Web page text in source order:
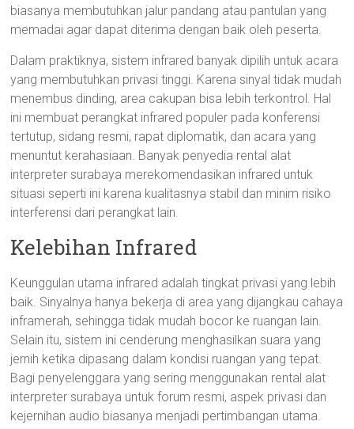
biasanya membutuhkan jalur pandang atau pantulan yang
memadai agar dapat diterima dengan baik oleh peserta.
Dalam praktiknya, sistem infrared banyak dipilih untuk acara
yang membutuhkan privasi tinggi. Karena sinyal tidak mudah
menembus dinding, area cakupan bisa lebih terkontrol. Hal
ini membuat perangkat infrared populer pada konferensi
tertutup, sidang resmi, rapat diplomatik, dan acara yang
menuntut kerahasiaan. Banyak penyedia rental alat
interpreter surabaya merekomendasikan infrared untuk
situasi seperti ini karena kualitasnya stabil dan minim risiko
interferensi dari perangkat lain.
Kelebihan Infrared
Keunggulan utama infrared adalah tingkat privasi yang lebih
baik. Sinyalnya hanya bekerja di area yang dijangkau cahaya
inframerah, sehingga tidak mudah bocor ke ruangan lain.
Selain itu, sistem ini cenderung menghasilkan suara yang
jernih ketika dipasang dalam kondisi ruangan yang tepat.
Bagi penyelenggara yang sering menggunakan rental alat
interpreter surabaya untuk forum resmi, aspek privasi dan
kejernihan audio biasanya menjadi pertimbangan utama.